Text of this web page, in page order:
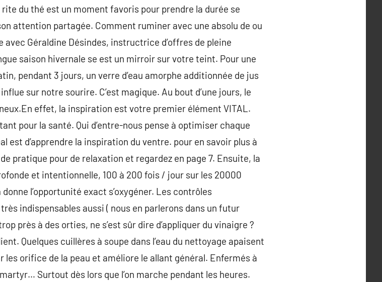
du thé est un moment favoris pour prendre la durée se
attention partagée. Comment ruminer avec une absolu de ou
Géraldine Désindes, instructrice d’offres de pleine
saison hivernale se est un mirroir sur votre teint. Pour une
pendant 3 jours, un verre d’eau amorphe additionnée de jus
sur notre sourire. C’est magique. Au bout d’une jours, le
effet, la inspiration est votre premier élément VITAL.
pour la santé. Qui d’entre-nous pense à optimiser chaque
est d’apprendre la inspiration du ventre. pour en savoir plus à
pratique pour de relaxation et regardez en page 7. Ensuite, la
et intentionnelle, 100 à 200 fois / jour sur les 20000
l’opportunité exact s’oxygéner. Les contrôles
indispensables aussi ( nous en parlerons dans un futur
près à des orties, ne s’est sûr dire d’appliquer du vinaigre ?
Quelques cuillères à soupe dans l’eau du nettoyage apaisent
les orifice de la peau et améliore le allant général. Enfermés à
Surtout dès lors que l’on marche pendant les heures.